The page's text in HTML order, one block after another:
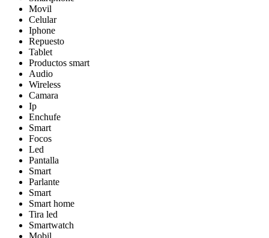
Movil
Celular
Iphone
Repuesto
Tablet
Productos smart
Audio
Wireless
Camara
Ip
Enchufe
Smart
Focos
Led
Pantalla
Smart
Parlante
Smart
Smart home
Tira led
Smartwatch
Mobil